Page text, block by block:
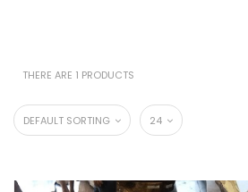
THERE ARE 1 PRODUCTS
DEFAULT SORTING 24